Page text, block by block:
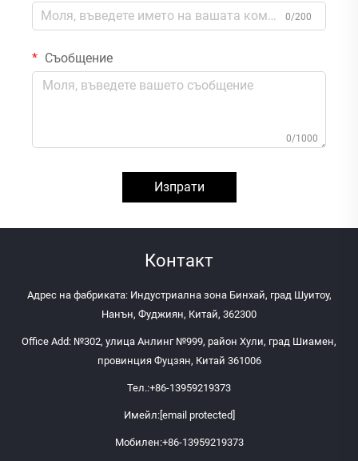
0/200
Съобщение
0/1000
Изпрати
Контакт
Адрес на фабриката: Индустриална зона Бинхай, град Шуитоу,
Нанън, Фуджиян, Китай, 362300
Office Add: №302, улица Анлинг №999, район Хули, град Шиамен,
провинция Фуцзян, Китай 361006
Тел.:+86-13959219373
Имейл:[email protected]
Мобилен:+86-13959219373